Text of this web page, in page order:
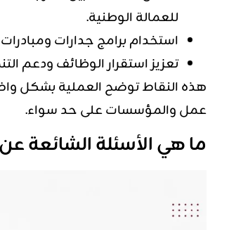
للعمالة الوطنية.
استخدام برامج جدارات
تعزيز استقرار الوظائف ودعم
هذه النقاط توضح العملية بشكل
عمل والمؤسسات على حد سواء.
ما هي الأسئلة الشائعة